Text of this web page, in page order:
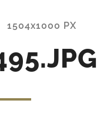
1504x1000 PX